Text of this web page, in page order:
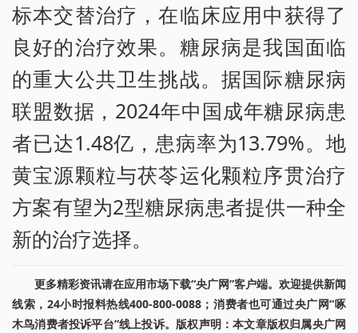
标本交替治疗，在临床应用中获得了
良好的治疗效果。糖尿病是我国面临
的重大公共卫生挑战。据国际糖尿病
联盟数据，2024年中国成年糖尿病患
者已达1.48亿，患病率为13.79%。地
黄宝源颗粒与茯苓运化颗粒序贯治疗
方案有望为2型糖尿病患者提供一种全
新的治疗选择。
更多精彩资讯请在应用市场下载“央广网”客户端。欢迎提供新闻
线索，24小时报料热线400-800-0088；消费者也可通过央广网“啄
木鸟消费者投诉平台”线上投诉。版权声明：本文章版权归属央广网